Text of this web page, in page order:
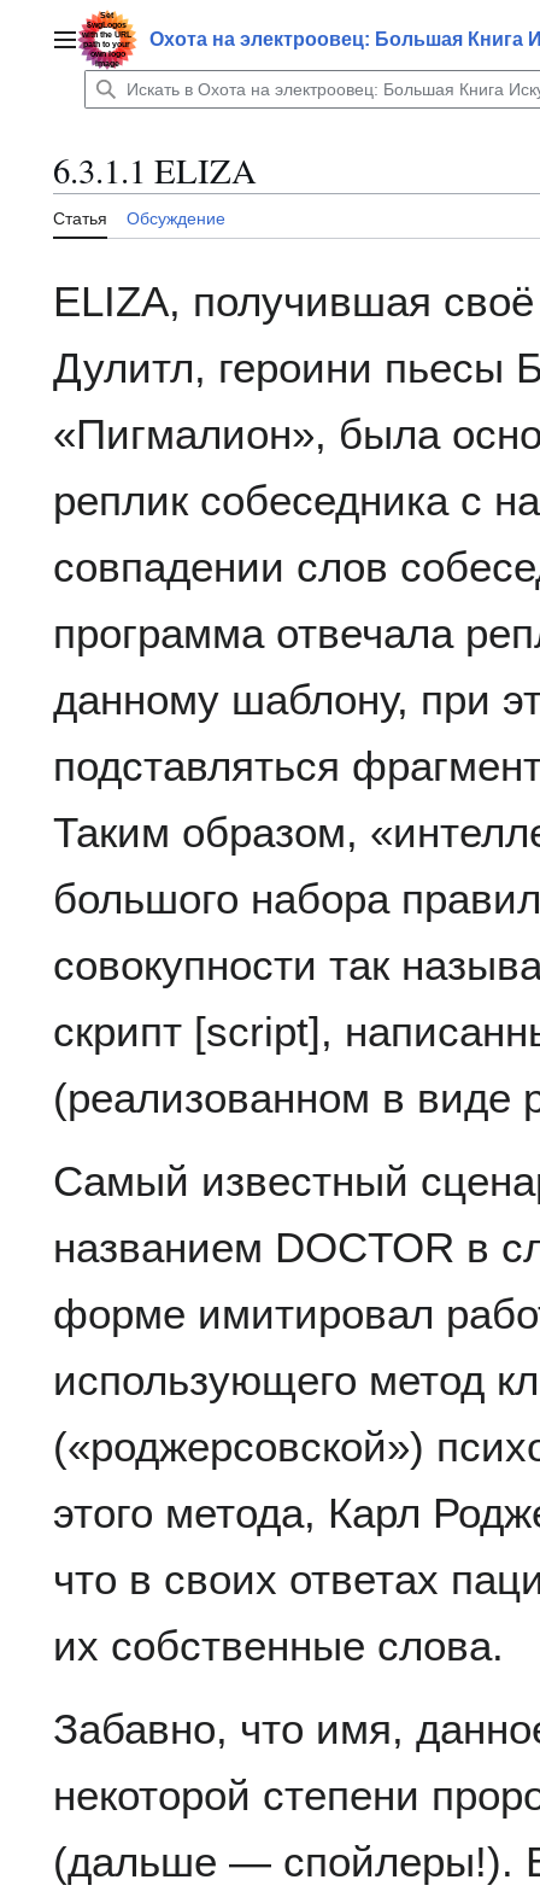
содержаниюГлавное менюОхота на электроовец: Большая Книга
6.3.1.1 ELIZA
Статья Обсуждение
ELIZA, получившая
Дулитл, героини пьесы
«Пигмалион», была
реплик собеседника с
совпадении слов
программа отвечала
данному шаблону, при
подставляться
Таким образом,
большого набора
совокупности так
скрипт [script],
(реализованном в виде
Самый известный
названием DOCTOR в
форме имитировал
использующего метод
(«роджерсовской»)
этого метода, Карл
что в своих ответах
их собственные слова.
Забавно, что имя,
некоторой степени
(дальше — спойлеры!).